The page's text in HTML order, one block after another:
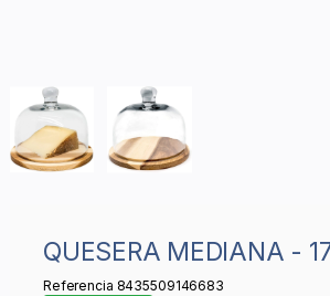
QUESERA MEDIANA -
Referencia 8435509146683